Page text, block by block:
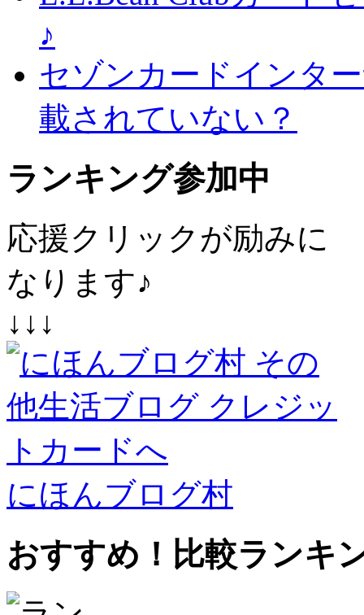
♪
セゾンカードインタ
載されていない？
ランキング参加中
応援クリックが励みに
なります♪
↓↓↓
にほんブログ村
おすすめ！比較ランキ